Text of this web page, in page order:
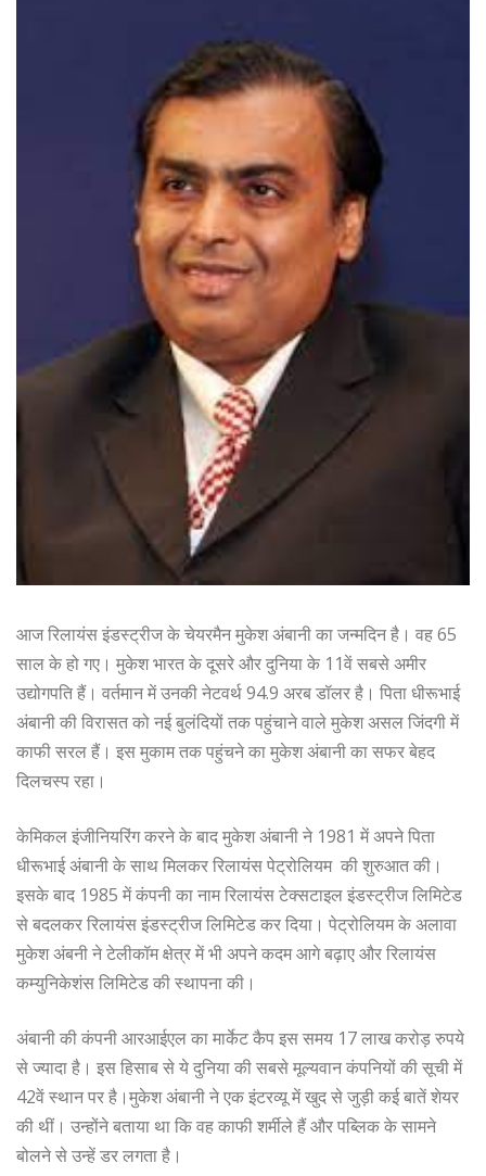
आज रिलायंस इंडस्ट्रीज के चेयरमैन मुकेश अंबानी का जन्मदिन है। वह 65
साल के हो गए। मुकेश भारत के दूसरे और दुनिया के 11वें सबसे अमीर
उद्योगपति हैं। वर्तमान में उनकी नेटवर्थ 94.9 अरब डॉलर है। पिता धीरूभाई
अंबानी की विरासत को नई बुलंदियों तक पहुंचाने वाले मुकेश असल जिंदगी में
काफी सरल हैं। इस मुकाम तक पहुंचने का मुकेश अंबानी का सफर बेहद
दिलचस्प रहा।
केमिकल इंजीनियरिंग करने के बाद मुकेश अंबानी ने 1981 में अपने पिता
धीरूभाई अंबानी के साथ मिलकर रिलायंस पेट्रोलियम की शुरुआत की।
इसके बाद 1985 में कंपनी का नाम रिलायंस टेक्सटाइल इंडस्ट्रीज लिमिटेड
से बदलकर रिलायंस इंडस्ट्रीज लिमिटेड कर दिया। पेट्रोलियम के अलावा
मुकेश अंबनी ने टेलीकॉम क्षेत्र में भी अपने कदम आगे बढ़ाए और रिलायंस
कम्युनिकेशंस लिमिटेड की स्थापना की।
अंबानी की कंपनी आरआईएल का मार्केट कैप इस समय 17 लाख करोड़ रुपये
से ज्यादा है। इस हिसाब से ये दुनिया की सबसे मूल्यवान कंपनियों की सूची में
42वें स्थान पर है।मुकेश अंबानी ने एक इंटरव्यू में खुद से जुड़ी कई बातें शेयर
की थीं। उन्होंने बताया था कि वह काफी शर्मीले हैं और पब्लिक के सामने
बोलने से उन्हें डर लगता है।